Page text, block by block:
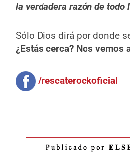
la verdadera razón de todo
Sólo Dios dirá por donde
¿Estás cerca? Nos vemos
/rescaterockoficial